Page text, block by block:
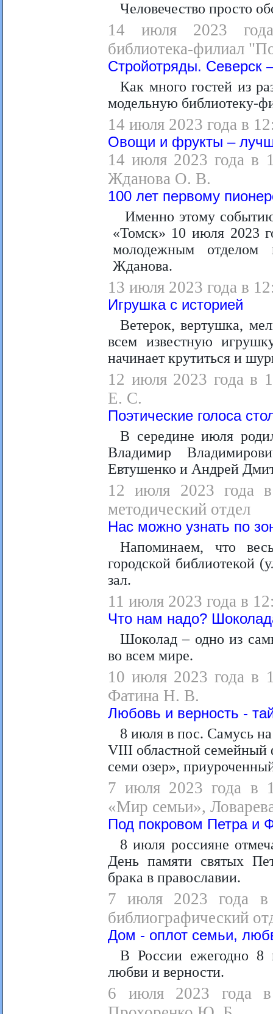
Человечество просто
14 июля 2023
библиотека-филиал
Стройотряды. Северск
Как много гостей из
модельную библиотеку-
14 июля 2023 года в
Овощи и фрукты –
14 июля 2023 года в
Жданова О. В.
100 лет первому
Именно этому
«Томск» 10 июля 2023
молодежным отделом
Жданова.
13 июля 2023 года в
Игрушка с историей
Ветерок, вертушка,
всем известную
начинает крутиться и
12 июля 2023 года в
Е. С.
Поэтические голоса
В середине июля
Владимир
Евтушенко и Андрей
12 июля 2023 года в
методический отдел
Нас можно узнать по
Напоминаем, что
городской библиотекой
зал.
11 июля 2023 года в
Что нам надо?
Шоколад – одно из
во всем мире.
10 июля 2023 года в
Фатина Н. В.
Любовь и верность -
8 июля в пос. Самусь
VIII областной семейный
семи озер»,
7 июля 2023 года в
«Мир семьи»,
Под покровом Петра и
8 июля россияне
День памяти святых
брака в православии.
7 июля 2023 года в
библиографический
Дом - оплот семьи,
В России ежегодно 8
любви и верности.
6 июля 2023 года в